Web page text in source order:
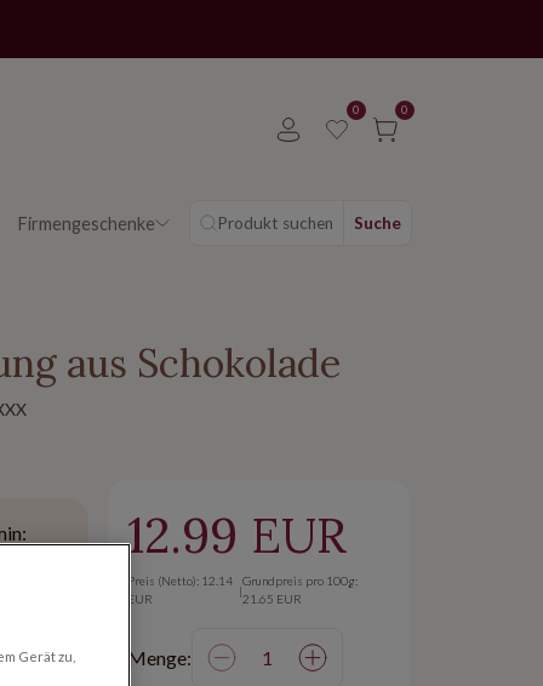
0 0
Firmengeschenke Produkt suchen Suche
aus Schokolade
12.99 EUR
Preis (Netto): 12.14
EUR
|
Grundpreis pro 100g:
21.65 EUR
Menge:
Gerät zu,